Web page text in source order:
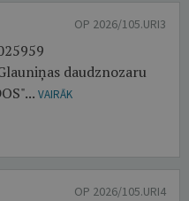
OP 2026/105.URI3
daudznozaru
VAIRĀK
OP 2026/105.URI4